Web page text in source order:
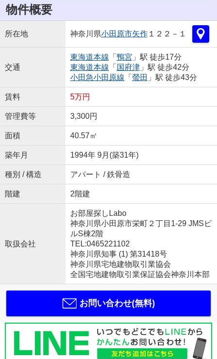
物件概要
所在地 神奈川県小田原市矢作１２２－１
交通
東海道本線 「 鴨宮 」駅 徒歩17分
東海道本線 「 国府津」駅 徒歩42分
小田急小田原線 「 螢田 」駅 徒歩43分
賃料 5万円
管理費等 3,300円
面積 40.57㎡
築年月 1994年 9月(築31年)
種別 / 構造 アパート / 鉄骨造
階建 2階建
取扱会社
お部屋探しLabo
神奈川県小田原市栄町２丁目1-29 JMSビ
ルS棟2階
TEL:0465221102
神奈川県知事 (1) 第31418号
神奈川県宅地建物取引業協会
全国宅地建物取引業保証協会神奈川本部
お問い合わせ(無料)